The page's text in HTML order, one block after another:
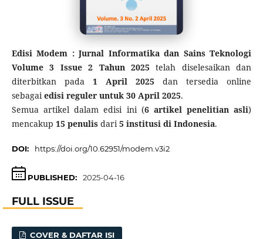
Edisi Modem : Jurnal Informatika dan Sains Teknologi
Volume 3 Issue 2 Tahun 2025telah diselesaikan dan
diterbitkan pada 1 April 2025dan tersedia online
sebagaiedisi reguler untuk 30 April 2025.
Semua artikel dalam edisi ini (6 artikel penelitian asli)
mencakup 15 penulisdari5 institusi di Indonesia.
DOI: https://doi.org/10.62951/modem.v3i2
PUBLISHED: 2025-04-16
FULL ISSUE
COVER & DAFTAR ISI